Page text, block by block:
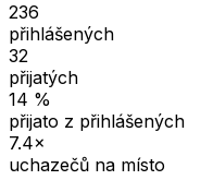
236
přihlášených
32
přijatých
14 %
přijato z přihlášených
7.4×
uchazečů na místo